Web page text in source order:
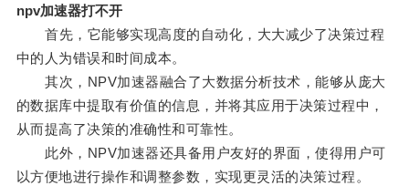
npv加速器打不开
首先，它能够实现高度的自动化，大大减少了决策过程
中的人为错误和时间成本。
其次，NPV加速器融合了大数据分析技术，能够从庞大
的数据库中提取有价值的信息，并将其应用于决策过程中，
从而提高了决策的准确性和可靠性。
此外，NPV加速器还具备用户友好的界面，使得用户可
以方便地进行操作和调整参数，实现更灵活的决策过程。